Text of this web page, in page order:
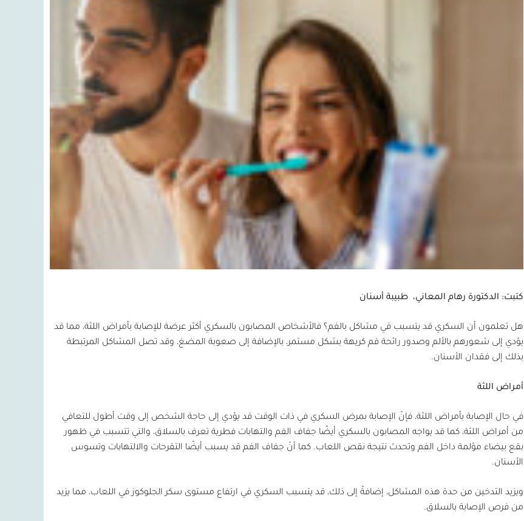
كتبت: الدكتورة رهام المعاني، طبيبة أسنان
هل تعلمون أن السكري قد يتسبب في مشاكل بالفم؟ فالأشخاص المصابون بالسكري أكثر عرضة للإصابة بأمراض اللثة، مما قد
يؤدي إلى شعورهم بالألم وصدور رائحة فم كريهة بشكل مستمر، بالإضافة إلى صعوبة المضغ، وقد تصل المشاكل المرتبطة
بذلك إلى فقدان الأسنان.
أمراض اللثة
في حال الإصابة بأمراض اللثة، فإنّ الإصابة بمرض السكري في ذات الوقت قد يؤدي إلى حاجة الشخص إلى وقت أطول للتعافي
من أمراض اللثة، كما قد يواجه المصابون بالسكري أيضًا جفاف الفم والتهابات فطرية تعرف بالسلاق، والتي تتسبب في ظهور
بقع بيضاء مؤلمة داخل الفم وتحدث نتيجة نقص اللعاب. كما أنّ جفاف الفم قد يسبب أيضًا التقرحات والالتهابات وتسوس
الأسنان.
ويزيد التدخين من حدة هذه المشاكل، إضافةً إلى ذلك، قد يتسبب السكري في ارتفاع مستوى سكر الجلوكوز في اللعاب، مما يزيد
من فرص الإصابة بالسلاق.